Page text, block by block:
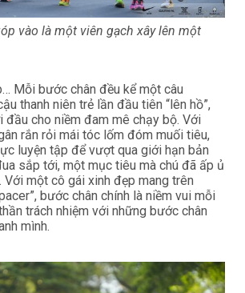
vào là một viên gạch xây lên một
Mỗi bước chân đều kể một câu
thanh niên trẻ lần đầu tiên “lên hồ”,
đầu cho niềm đam mê chạy bộ. Với
rắn rỏi mái tóc lốm đóm muối tiêu,
luyện tập để vượt qua giới hạn bản
sắp tới, một mục tiêu mà chú đã ấp ủ
Với một cô gái xinh đẹp mang trên
bước chân chính là niềm vui mỗi
trách nhiệm với những bước chân
mình.